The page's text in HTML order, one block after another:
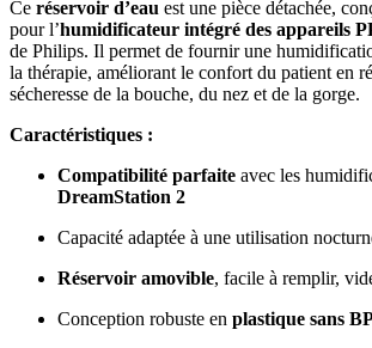
Ce réservoir d’eau est une pièce détachée,
pour l’humidificateur intégré des appareils
de Philips. Il permet de fournir une
la thérapie, améliorant le confort du patient en
sécheresse de la bouche, du nez et de la gorge.
Caractéristiques :
Compatibilité parfaite avec les
DreamStation 2
Capacité adaptée à une utilisation
Réservoir amovible, facile à remplir,
Conception robuste en plastique sans